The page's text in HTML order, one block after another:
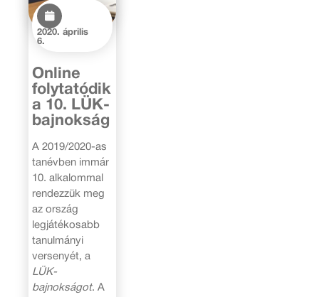
2020. április
6.
Online
folytatódik
a 10. LÜK-
bajnokság
A 2019/2020-as
tanévben immár
10. alkalommal
rendezzük meg
az ország
legjátékosabb
tanulmányi
versenyét, a
LÜK-
bajnokságot. A